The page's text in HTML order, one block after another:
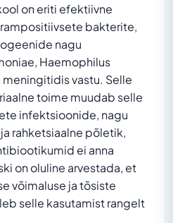
on eriti efektiivne
bakterite,
nagu
Haemophilus
meningitidis vastu. Selle
toime muudab selle
infektsioonide, nagu
rahketsiaalne põletik,
ei anna
on oluline arvestada, et
võimaluse ja tõsiste
selle kasutamist rangelt